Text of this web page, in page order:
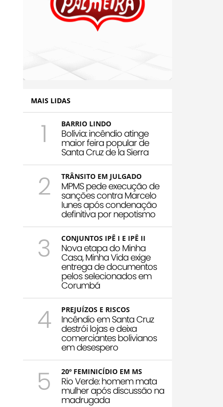
MAIS LIDAS
1 BARRIO LINDO
Bolívia: incêndio atinge
maior feira popular de
Santa Cruz de la Sierra
2 TRÂNSITO EM JULGADO
MPMS pede execução de
sanções contra Marcelo
Iunes após condenação
definitiva por nepotismo
3 CONJUNTOS IPÊ I E IPÊ II
Nova etapa do Minha
Casa, Minha Vida exige
entrega de documentos
pelos selecionados em
Corumbá
4 PREJUÍZOS E RISCOS
Incêndio em Santa Cruz
destrói lojas e deixa
comerciantes bolivianos
em desespero
5 20º FEMINICÍDIO EM MS
Rio Verde: homem mata
mulher após discussão na
madrugada